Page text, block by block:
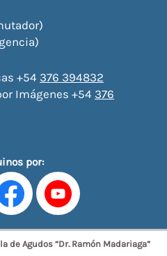
+54 376 394832
Imágenes +54 376
por:
Agudos “Dr. Ramón Madariaga”